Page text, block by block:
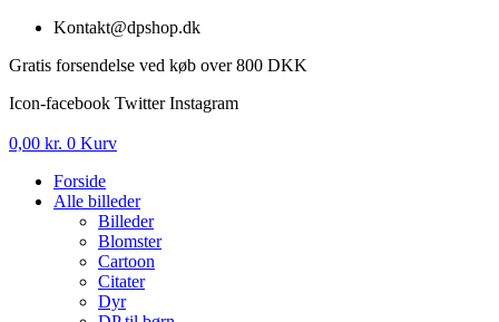
Videre
indhold
Kontakt@dpshop.dk
Gratis forsendelse ved køb over 800 DKK
Icon-facebook Twitter Instagram
0,00 kr. 0 Kurv
Forside
Alle billeder
Billeder
Blomster
Cartoon
Citater
Dyr